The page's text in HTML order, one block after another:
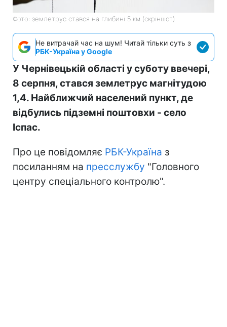
Фото: землетрус стався на глибині 5 км (скріншот)
Не витрачай час на шум! Читай тільки суть з
РБК-Україна у Google
У Чернівецькій області у суботу ввечері,
8 серпня, стався землетрус магнітудою
1,4. Найближчий населений пункт, де
відбулись підземні поштовхи - село
Іспас.
Про це повідомляє РБК-Україна з
посиланням на пресслужбу "Головного
центру спеціального контролю".